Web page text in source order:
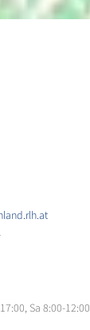
Sa 8:00-12:00